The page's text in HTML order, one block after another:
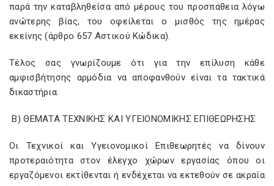
παρά την καταβληθείσα από μέρους του προσπάθεια λόγω
ανώτερης βίας, του οφείλεται ο μισθός της ημέρας
εκείνης (άρθρο 657 Αστικού Κώδικα).
Τέλος σας γνωρίζουμε ότι για την επίλυση κάθε
αμφισβήτησης αρμόδια να αποφανθούν είναι τα τακτικά
δικαστήρια.
B) ΘΕΜΑΤΑ ΤΕΧΝΙΚΗΣ ΚΑΙ ΥΓΕΙΟΝΟΜΙΚΗΣ ΕΠΙΘΕΩΡΗΣΗΣ
Οι Τεχνικοί και Υγειονομικοί Επιθεωρητές να δίνουν
προτεραιότητα στον έλεγχο χώρων εργασίας όπου οι
εργαζόμενοι εκτίθενται ή ενδέχεται να εκτεθούν σε ακραία